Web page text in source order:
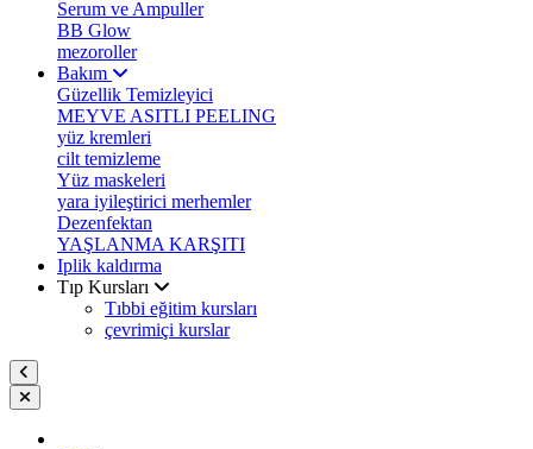
Serum ve Ampuller
BB Glow
mezoroller
Bakım
Güzellik Temizleyici
MEYVE ASITLI PEELING
yüz kremleri
cilt temizleme
Yüz maskeleri
yara iyileştirici merhemler
Dezenfektan
YAŞLANMA KARŞITI
Iplik kaldırma
Tıp Kursları
Tıbbi eğitim kursları
çevrimiçi kurslar